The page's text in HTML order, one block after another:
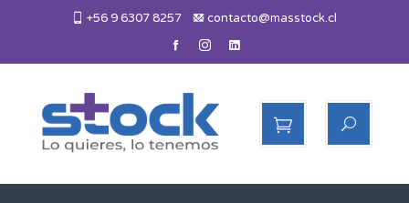
+56 9 6307 8257 contacto@masstock.cl
Más Stock